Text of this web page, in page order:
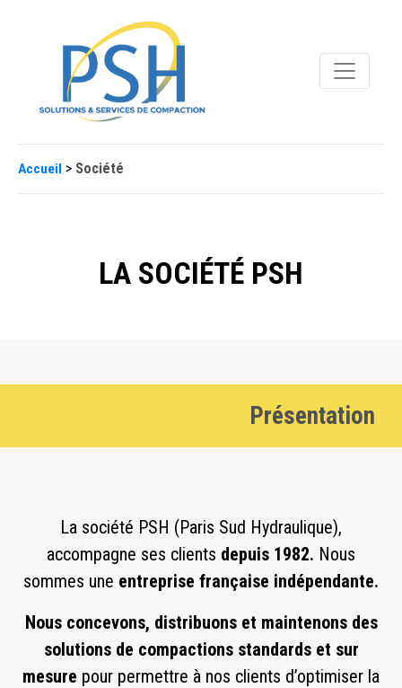
Accueil > Société
LA SOCIÉTÉ PSH
Présentation
La société PSH (Paris Sud Hydraulique),
accompagne ses clients depuis 1982. Nous
sommes une entreprise française indépendante.
Nous concevons, distribuons et maintenons des
solutions de compactions standards et sur
mesure pour permettre à nos clients d’optimiser la